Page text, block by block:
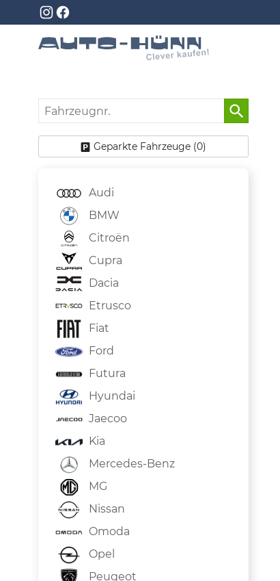
Fahrzeugnr.
Geparkte Fahrzeuge (0)
Audi
BMW
Citroën
Cupra
Dacia
Etrusco
Fiat
Ford
Futura
Hyundai
Jaecoo
Kia
Mercedes-Benz
MG
Nissan
Omoda
Opel
Peugeot